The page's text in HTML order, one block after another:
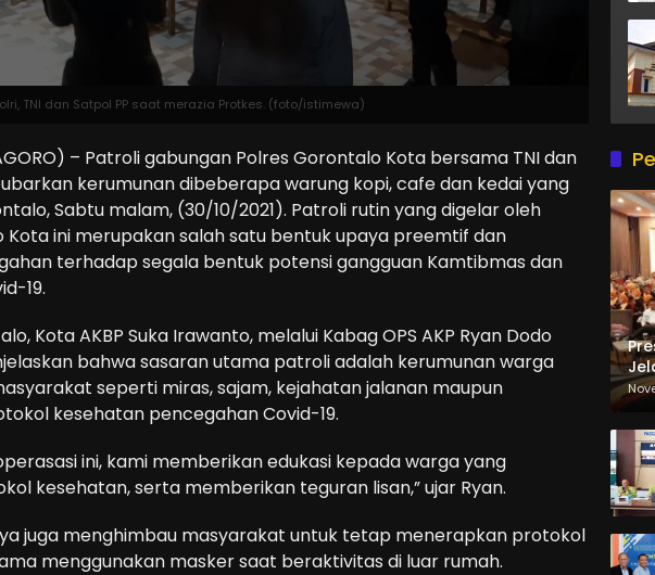
TNI dan Satpol PP saat merazia Protkes. (foto/istimewa)
– Patroli gabungan Polres Gorontalo Kota bersama TNI dan
kerumunan dibeberapa warung kopi, cafe dan kedai yang
Sabtu malam, (30/10/2021). Patroli rutin yang digelar oleh
Kota ini merupakan salah satu bentuk upaya preemtif dan
terhadap segala bentuk potensi gangguan Kamtibmas dan
19.
Kota AKBP Suka Irawanto, melalui Kabag OPS AKP Ryan Dodo
bahwa sasaran utama patroli adalah kerumunan warga
seperti miras, sajam, kejahatan jalanan maupun
kesehatan pencegahan Covid-19.
ini, kami memberikan edukasi kepada warga yang
kesehatan, serta memberikan teguran lisan,” ujar Ryan.
juga menghimbau masyarakat untuk tetap menerapkan protokol
menggunakan masker saat beraktivitas di luar rumah.